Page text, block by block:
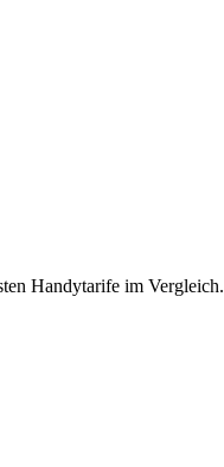
Handytarife im Vergleich.